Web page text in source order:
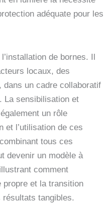
adéquate pour les
de bornes. Il
locaux, des
un cadre collaboratif
. La sensibilisation et
un rôle
et l’utilisation de ces
tous ces
devenir un modèle à
comment
propre et la transition
résultats tangibles.